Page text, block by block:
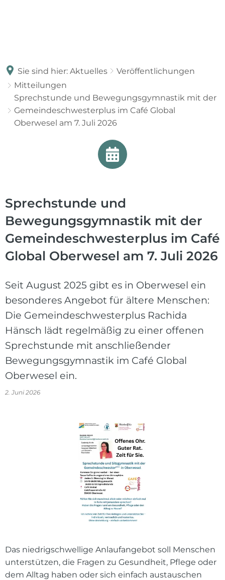
Sie sind hier: Aktuelles
Veröffentlichungen
Mitteilungen
Sprechstunde und Bewegungsgymnastik mit der
Gemeindeschwesterplus im Café Global
Oberwesel am 7. Juli 2026
Sprechstunde und
Bewegungsgymnastik mit der
Gemeindeschwesterplus im Café
Global Oberwesel am 7. Juli 2026
Seit August 2025 gibt es in Oberwesel ein
besonderes Angebot für ältere Menschen:
Die Gemeindeschwesterplus Rachida
Hänsch lädt regelmäßig zu einer offenen
Sprechstunde mit anschließender
Bewegungsgymnastik im Café Global
Oberwesel ein.
2. Juni 2026
Das niedrigschwellige Anlaufangebot soll Menschen
unterstützen, die Fragen zu Gesundheit, Pflege oder
dem Alltag haben oder sich einfach austauschen